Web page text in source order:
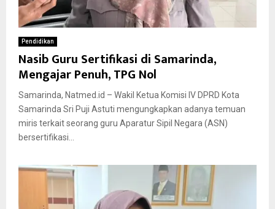
Pendidikan
Nasib Guru Sertifikasi di Samarinda,
Mengajar Penuh, TPG Nol
Samarinda, Natmed.id – Wakil Ketua Komisi IV DPRD Kota
Samarinda Sri Puji Astuti mengungkapkan adanya temuan
miris terkait seorang guru Aparatur Sipil Negara (ASN)
bersertifikasi...